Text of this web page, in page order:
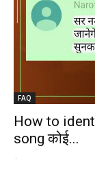
FAQ
How to
song कोई...
-